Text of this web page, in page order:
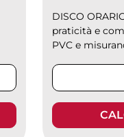
DISCO
praticità e
PVC e